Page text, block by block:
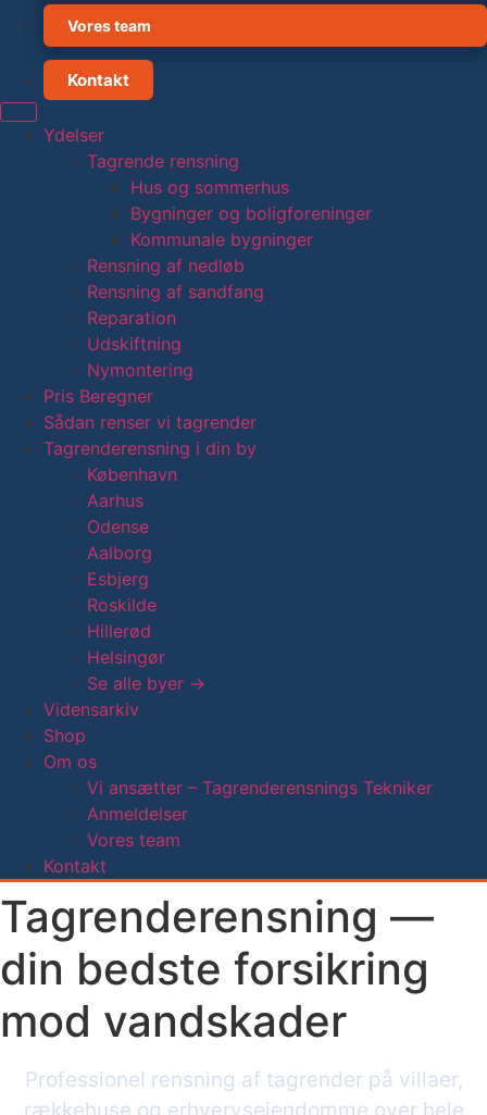
Vores team
Kontakt
Ydelser
Tagrende rensning
Hus og sommerhus
Bygninger og boligforeninger
Kommunale bygninger
Rensning af nedløb
Rensning af sandfang
Reparation
Udskiftning
Nymontering
Pris Beregner
Sådan renser vi tagrender
Tagrenderensning i din by
København
Aarhus
Odense
Aalborg
Esbjerg
Roskilde
Hillerød
Helsingør
Se alle byer →
Vidensarkiv
Shop
Om os
Vi ansætter – Tagrenderensnings Tekniker
Anmeldelser
Vores team
Kontakt
Tagrenderensning —
din bedste forsikring
mod vandskader
Professionel rensning af tagrender på villaer,